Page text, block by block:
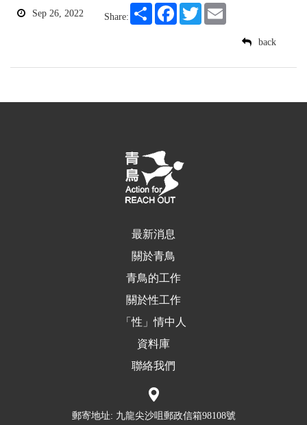
Sep 26, 2022 Share:
Share FacebookTwitterEmail
back
最新消息
關於青鳥
青鳥的工作
關於性工作
「性」情中人
資料庫
聯絡我們
郵寄地址: 九龍尖沙咀郵政信箱98108號